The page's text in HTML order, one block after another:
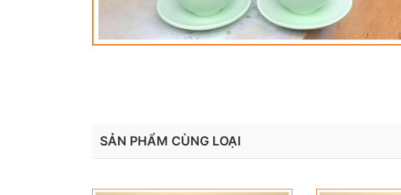
SẢN PHẨM CÙNG LOẠI